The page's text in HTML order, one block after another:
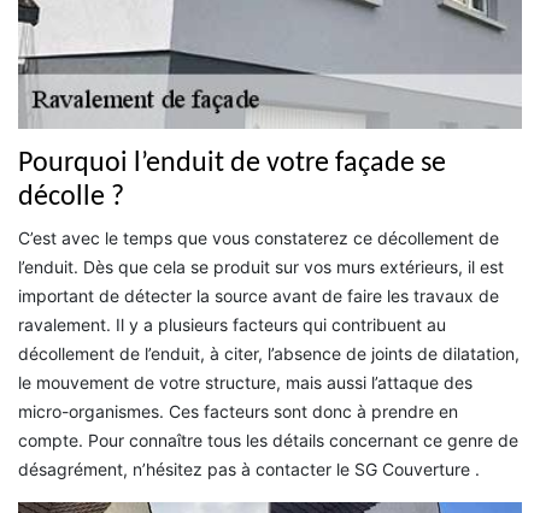
Pourquoi l’enduit de votre façade se
décolle ?
C’est avec le temps que vous constaterez ce décollement de
l’enduit. Dès que cela se produit sur vos murs extérieurs, il est
important de détecter la source avant de faire les travaux de
ravalement. Il y a plusieurs facteurs qui contribuent au
décollement de l’enduit, à citer, l’absence de joints de dilatation,
le mouvement de votre structure, mais aussi l’attaque des
micro-organismes. Ces facteurs sont donc à prendre en
compte. Pour connaître tous les détails concernant ce genre de
désagrément, n’hésitez pas à contacter le SG Couverture .